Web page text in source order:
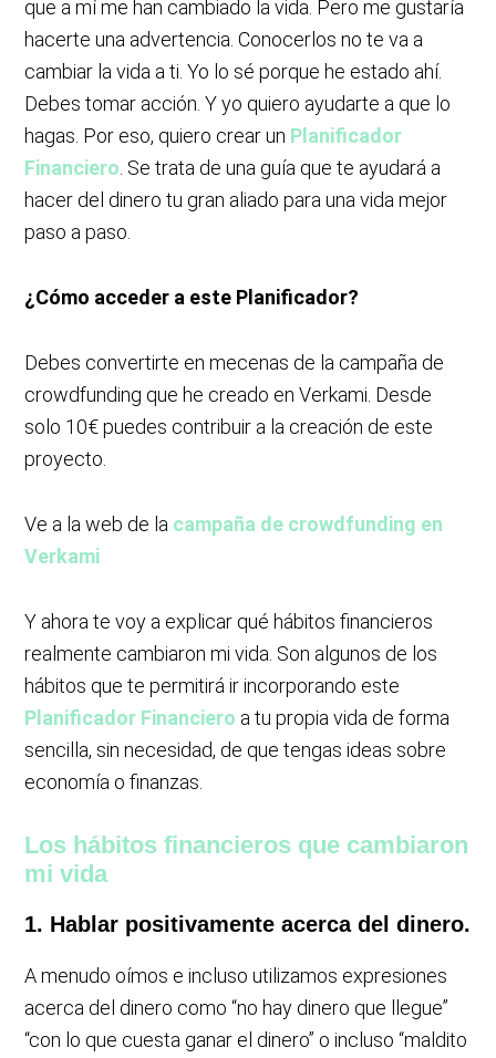
que a mí me han cambiado la vida. Pero me gustaría
hacerte una advertencia. Conocerlos no te va a
cambiar la vida a ti. Yo lo sé porque he estado ahí.
Debes tomar acción. Y yo quiero ayudarte a que lo
hagas. Por eso, quiero crear un Planificador
Financiero . Se trata de una guía que te ayudará a
hacer del dinero tu gran aliado para una vida mejor
paso a paso.
¿Cómo acceder a este Planificador?
Debes convertirte en mecenas de la campaña de
crowdfunding que he creado en Verkami. Desde
solo 10€ puedes contribuir a la creación de este
proyecto.
Ve a la web de la campaña de crowdfunding en
Verkami
Y ahora te voy a explicar qué hábitos financieros
realmente cambiaron mi vida. Son algunos de los
hábitos que te permitirá ir incorporando este
Planificador Financiero a tu propia vida de forma
sencilla, sin necesidad, de que tengas ideas sobre
economía o finanzas.
Los hábitos financieros que cambiaron
mi vida
1. Hablar positivamente acerca del dinero.
A menudo oímos e incluso utilizamos expresiones
acerca del dinero como “no hay dinero que llegue”
“con lo que cuesta ganar el dinero” o incluso “maldito